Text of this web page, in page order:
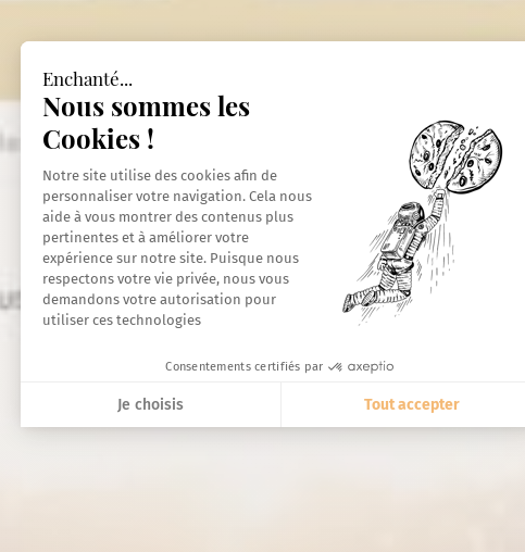
Enchanté...
Nous sommes les
Cookies !
Plateforme de Gestion du
Notre site utilise des cookies afin de
personnaliser votre navigation. Cela nous
aide à vous montrer des contenus plus
pertinentes et à améliorer votre
expérience sur notre site. Puisque nous
respectons votre vie privée, nous vous
demandons votre autorisation pour
utiliser ces technologies
Consentements certifiés par
Je choisis Tout accepter
Axeptio consent